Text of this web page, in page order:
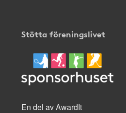
Stötta föreningslivet
En del av AwardIt